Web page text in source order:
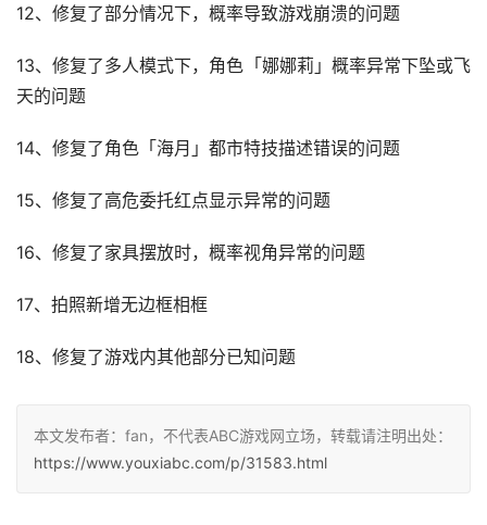
12、修复了部分情况下，概率导致游戏崩溃的问题
13、修复了多人模式下，角色「娜娜莉」概率异常下坠或飞
天的问题
14、修复了角色「海月」都市特技描述错误的问题
15、修复了高危委托红点显示异常的问题
16、修复了家具摆放时，概率视角异常的问题
17、拍照新增无边框相框
18、修复了游戏内其他部分已知问题
本文发布者：fan，不代表ABC游戏网立场，转载请注明出处：
https://www.youxiabc.com/p/31583.html